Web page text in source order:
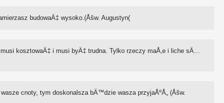
budowaÄ‡ wysoko.(Åšw. Augustyn(
kosztowaÄ‡ i musi byÄ‡ trudna. Tylko rzeczy maÅ‚e i liche sÄ…
cnoty, tym doskonalsza bÄ™dzie wasza przyjaÅºÅ„ (Åšw.